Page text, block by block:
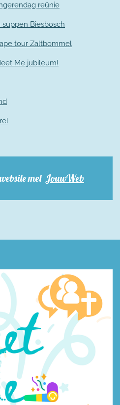
reünie
suppen Biesbosch
tour Zaltbommel
Me jubileum!
met JouwWeb